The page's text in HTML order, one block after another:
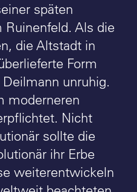
späten
Als die
die Altstadt in
Form
unruhig.
moderneren
Nicht
sollte die
ihr Erbe
weiterentwickeln